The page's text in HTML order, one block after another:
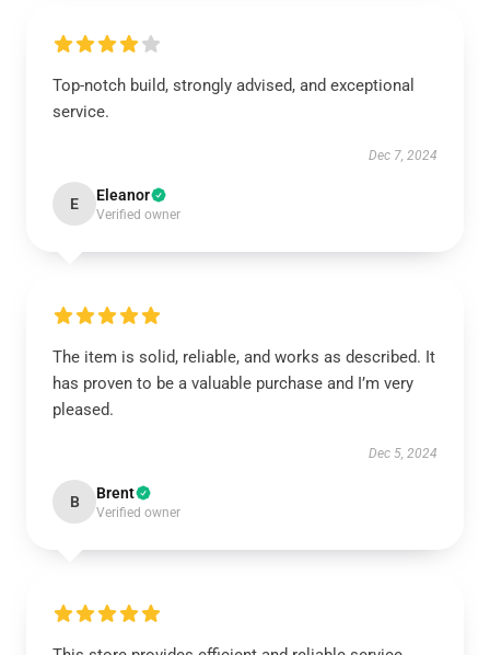
Top-notch build, strongly advised, and exceptional
service.
Dec 7, 2024
E Eleanor
Verified owner
The item is solid, reliable, and works as described. It
has proven to be a valuable purchase and I’m very
pleased.
Dec 5, 2024
B Brent
Verified owner